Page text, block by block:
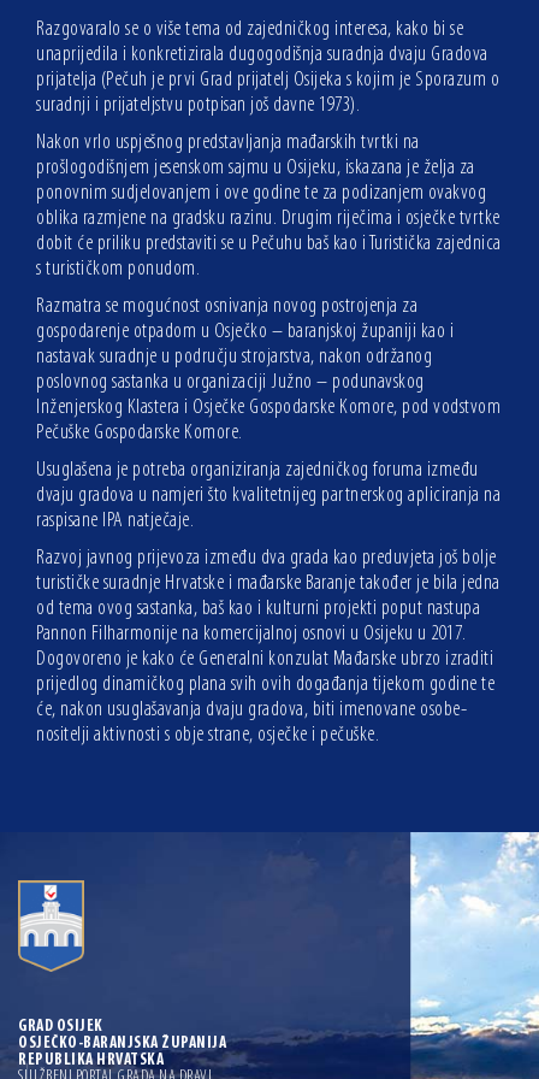
Razgovaralo se o više tema od zajedničkog interesa, kako bi se
unaprijedila i konkretizirala dugogodišnja suradnja dvaju Gradova
prijatelja (Pečuh je prvi Grad prijatelj Osijeka s kojim je Sporazum o
suradnji i prijateljstvu potpisan još davne 1973).
Nakon vrlo uspješnog predstavljanja mađarskih tvrtki na
prošlogodišnjem jesenskom sajmu u Osijeku, iskazana je želja za
ponovnim sudjelovanjem i ove godine te za podizanjem ovakvog
oblika razmjene na gradsku razinu. Drugim riječima i osječke tvrtke
dobit će priliku predstaviti se u Pečuhu baš kao i Turistička zajednica
s turističkom ponudom.
Razmatra se mogućnost osnivanja novog postrojenja za
gospodarenje otpadom u Osječko – baranjskoj županiji kao i
nastavak suradnje u području strojarstva, nakon održanog
poslovnog sastanka u organizaciji Južno – podunavskog
Inženjerskog Klastera i Osječke Gospodarske Komore, pod vodstvom
Pečuške Gospodarske Komore.
Usuglašena je potreba organiziranja zajedničkog foruma između
dvaju gradova u namjeri što kvalitetnijeg partnerskog apliciranja na
raspisane IPA natječaje.
Razvoj javnog prijevoza između dva grada kao preduvjeta još bolje
turističke suradnje Hrvatske i mađarske Baranje također je bila jedna
od tema ovog sastanka, baš kao i kulturni projekti poput nastupa
Pannon Filharmonije na komercijalnoj osnovi u Osijeku u 2017.
Dogovoreno je kako će Generalni konzulat Mađarske ubrzo izraditi
prijedlog dinamičkog plana svih ovih događanja tijekom godine te
će, nakon usuglašavanja dvaju gradova, biti imenovane osobe-
nositelji aktivnosti s obje strane, osječke i pečuške.
GRAD OSIJEK
OSJEČKO-BARANJSKA ŽUPANIJA
REPUBLIKA HRVATSKA